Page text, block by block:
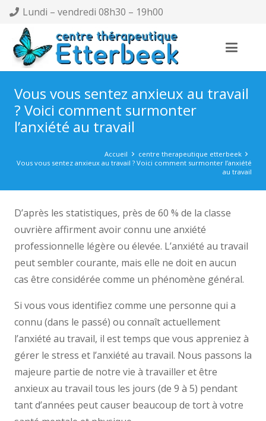
Lundi – vendredi 08h30 – 19h00
Vous vous sentez anxieux au travail
? Voici comment surmonter
l’anxiété au travail
Accueil
centre therapeutique etterbeek
Vous vous sentez anxieux au travail ? Voici comment surmonter l’anxiété
au travail
D’après les statistiques, près de 60 % de la classe
ouvrière affirment avoir connu une anxiété
professionnelle légère ou élevée. L’anxiété au travail
peut sembler courante, mais elle ne doit en aucun
cas être considérée comme un phénomène général.
Si vous vous identifiez comme une personne qui a
connu (dans le passé) ou connaît actuellement
l’anxiété au travail, il est temps que vous appreniez à
gérer le stress et l’anxiété au travail. Nous passons la
majeure partie de notre vie à travailler et être
anxieux au travail tous les jours (de 9 à 5) pendant
tant d’années peut causer beaucoup de tort à votre